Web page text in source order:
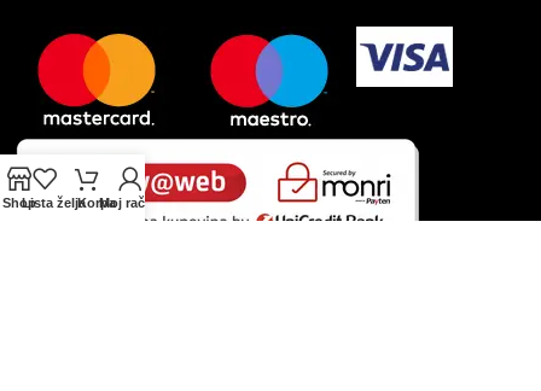
ShopLista željaKorpaMoj račun